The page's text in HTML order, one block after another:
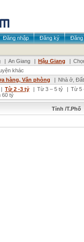
Đăng nhập Đăng ký
Đăng
| An Giang | Hậu Giang |
khác
hàng, Văn phòng | Nhà ở,
| Từ 2 -3 tỷ | Từ 3 – 5 tỷ | Từ 5
60 tỷ
Tỉnh /T.Phố